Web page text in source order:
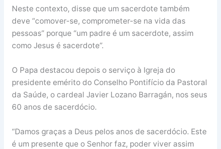
Neste contexto, disse que um sacerdote também
deve “comover-se, comprometer-se na vida das
pessoas” porque “um padre é um sacerdote, assim
como Jesus é sacerdote”.
O Papa destacou depois o serviço à Igreja do
presidente emérito do Conselho Pontifício da Pastoral
da Saúde, o cardeal Javier Lozano Barragán, nos seus
60 anos de sacerdócio.
“Damos graças a Deus pelos anos de sacerdócio. Este
é um presente que o Senhor faz, poder viver assim